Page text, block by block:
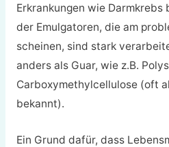
Erkrankungen wie Darmkrebs
der Emulgatoren, die am
scheinen, sind stark
anders als Guar, wie z.B.
Carboxymethylcellulose (oft
bekannt).
Ein Grund dafür, dass